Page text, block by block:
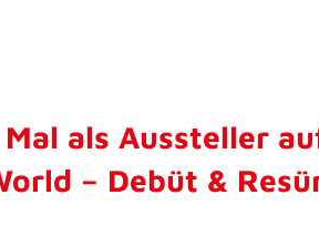
als Aussteller
– Debüt &